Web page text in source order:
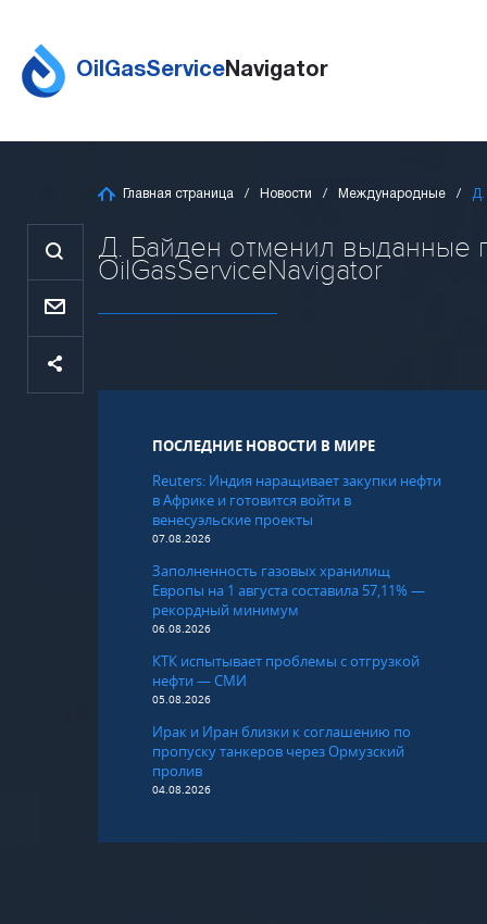
OilGasServiceNavigator
Главная страница Новости Международные
Д. Байден отменил
OilGasServiceNavigator
ПОСЛЕДНИЕ НОВОСТИ В МИРЕ
Reuters: Индия наращивает закупки нефти
в Африке и готовится войти в
венесуэльские проекты
07.08.2026
Заполненность газовых хранилищ
Европы на 1 августа составила 57,11% —
рекордный минимум
06.08.2026
КТК испытывает проблемы с отгрузкой
нефти — СМИ
05.08.2026
Ирак и Иран близки к соглашению по
пропуску танкеров через Ормузский
пролив
04.08.2026